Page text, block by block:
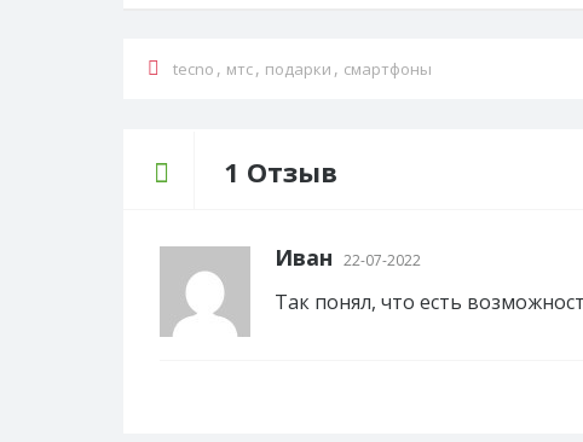
tecno , мтс, подарки , смартфоны
1 Отзыв
Иван 22-07-2022
Так понял, что есть